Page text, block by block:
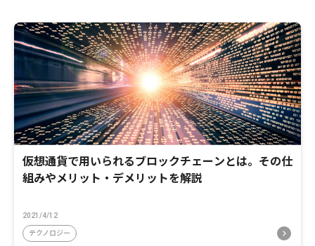
仮想通貨で用いられるブロックチェーンとは。その仕
組みやメリット・デメリットを解説
2021/4/12
テクノロジー